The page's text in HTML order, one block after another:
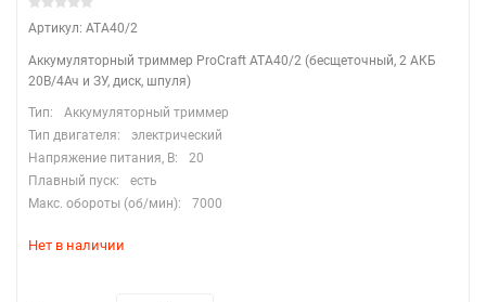
Артикул: ATA40/2
Аккумуляторный триммер ProCraft ATA40/2 (бесщеточный, 2 АКБ
20В/4Ач и ЗУ, диск, шпуля)
Тип:
Аккумуляторный триммер
Тип двигателя:
электрический
Напряжение питания, В:
20
Плавный пуск:
есть
Макс. обороты (об/мин):
7000
Нет в наличии